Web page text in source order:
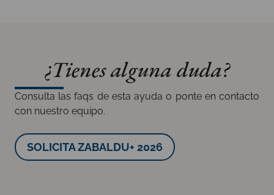
¿Tienes alguna duda?
Consulta lasfaqs de esta ayuda o ponte en contacto
con nuestro equipo.
SOLICITA ZABALDU+ 2026